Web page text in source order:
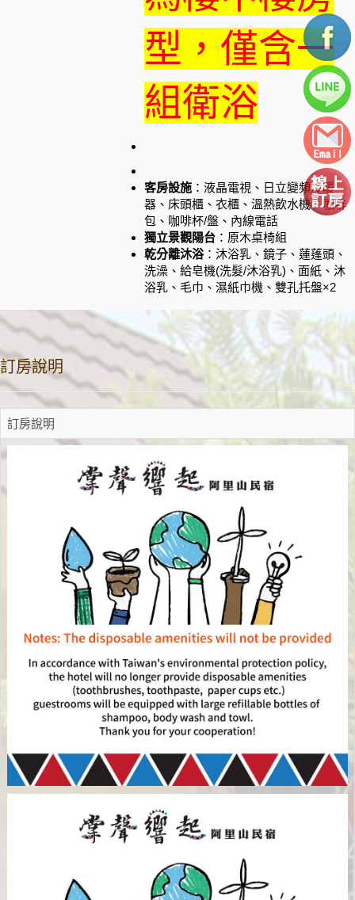
型，僅含一
組衛浴
客房設施 ：液晶電視、日立變頻冷暖
器、床頭櫃、衣櫃、溫熱飲水機、咖啡
包、咖啡杯/盤 、內線電話
獨立景觀陽台 ：原木桌椅組
乾分離沐浴：沐浴乳、鏡子、蓮蓬頭、
洗澡、給皂機(洗髮/沐浴乳)、面紙、沐
浴乳、毛巾、濕紙巾機、雙孔托盤×2
訂房說明
訂房說明